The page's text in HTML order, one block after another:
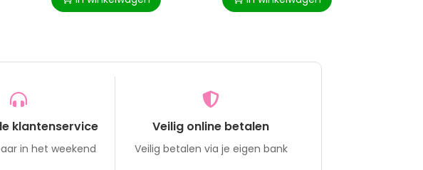
klantenservice
in het weekend
Veilig online betalen
Veilig betalen via je eigen bank